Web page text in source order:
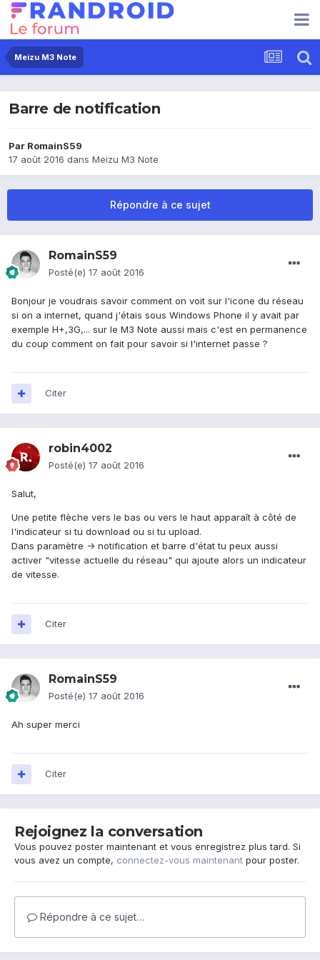
Meizu M3 Note
Barre de notification
Par RomainS59
17 août 2016 dans Meizu M3 Note
Répondre à ce sujet
RomainS59
Posté(e) 17 août 2016
Bonjour je voudrais savoir comment on voit sur l'icone du réseau
si on a internet, quand j'étais sous Windows Phone il y avait par
exemple H+,3G,... sur le M3 Note aussi mais c'est en permanence
du coup comment on fait pour savoir si l'internet passe ?
Citer
robin4002
Posté(e) 17 août 2016
Salut,
Une petite flèche vers le bas ou vers le haut apparaît à côté de
l'indicateur si tu download ou si tu upload.
Dans paramètre -> notification et barre d'état tu peux aussi
activer "vitesse actuelle du réseau" qui ajoute alors un indicateur
de vitesse.
Citer
RomainS59
Posté(e) 17 août 2016
Ah super merci
Citer
Rejoignez la conversation
Vous pouvez poster maintenant et vous enregistrez plus tard. Si
vous avez un compte, connectez-vous maintenant pour poster.
Répondre à ce sujet…